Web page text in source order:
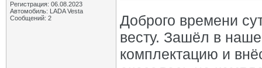
Регистрация: 06.08.2023
Автомобиль: LADA Vesta
Сообщений: 2
Доброго времени
весту. Зашёл в
комплектацию и